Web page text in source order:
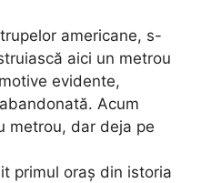
americane, s-
aici un metrou
evidente,
Acum
metrou, dar deja pe
primul oraș din istoria